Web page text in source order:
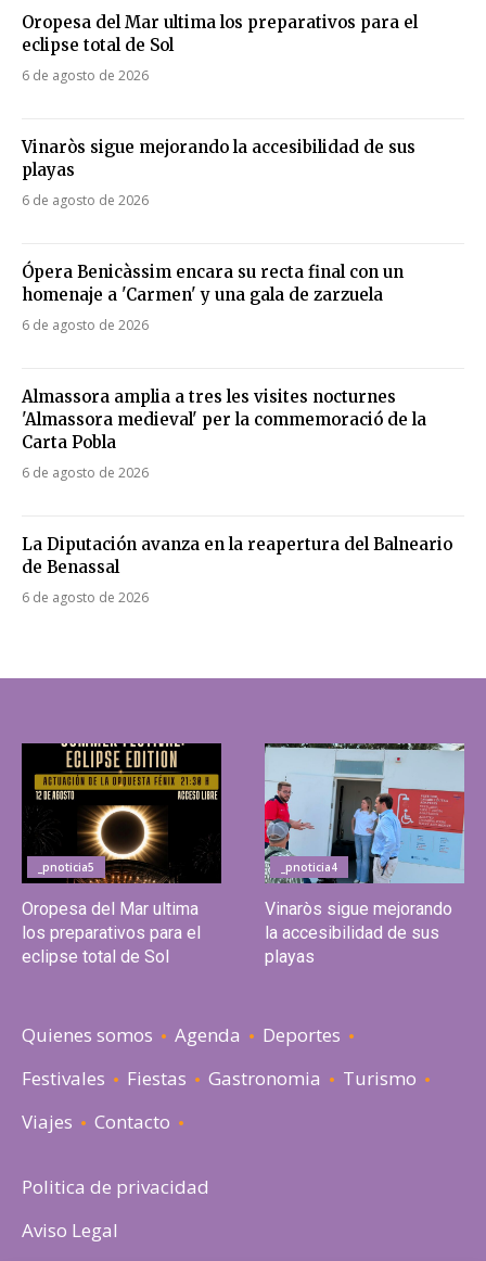
Oropesa del Mar ultima los preparativos para el
eclipse total de Sol
6 de agosto de 2026
Vinaròs sigue mejorando la accesibilidad de sus
playas
6 de agosto de 2026
Ópera Benicàssim encara su recta final con un
homenaje a 'Carmen' y una gala de zarzuela
6 de agosto de 2026
Almassora amplia a tres les visites nocturnes
'Almassora medieval' per la commemoració de la
Carta Pobla
6 de agosto de 2026
La Diputación avanza en la reapertura del Balneario
de Benassal
6 de agosto de 2026
_pnoticia5
Oropesa del Mar ultima
los preparativos para el
eclipse total de Sol
_pnoticia4
Vinaròs sigue mejorando
la accesibilidad de sus
playas
Quienes somos Agenda
Deportes
Festivales
Fiestas Gastronomia
Turismo
Viajes
Contacto
Politica de privacidad
Aviso Legal